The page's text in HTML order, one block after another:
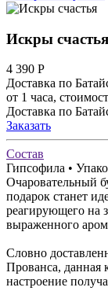
Искры счастья
4 390 Р
Доставка по
от 1 часа,
Доставка по
Заказать
Состав
Гипсофила •
Очаровательный
подарок станет
реагирующего на
выраженного
Словно
Прованса, данная
настроение